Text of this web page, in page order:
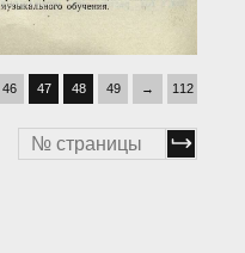
46 47 48 49 → 112